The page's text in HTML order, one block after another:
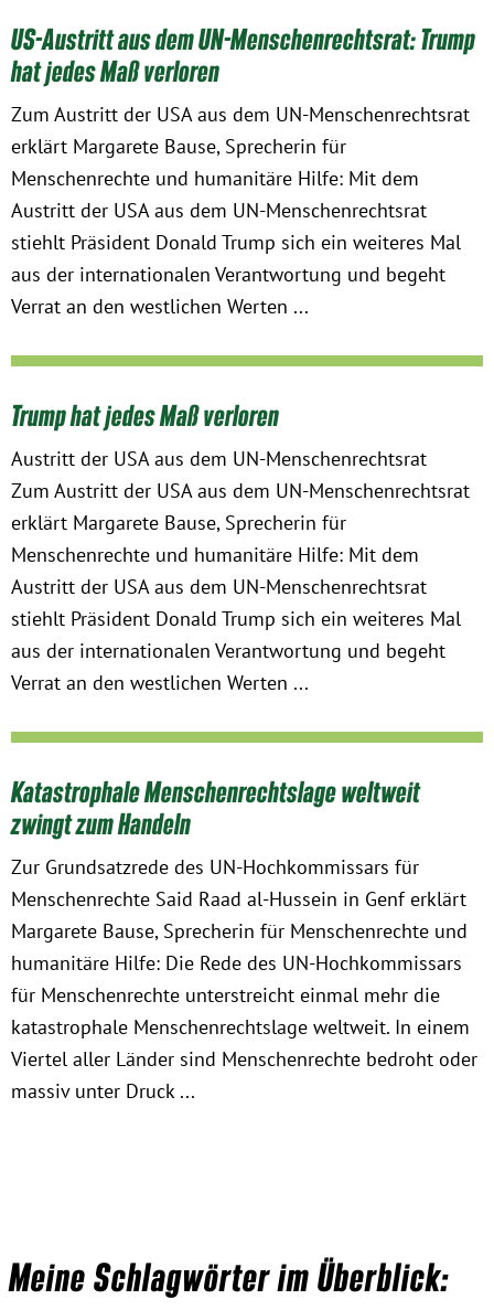
US-Austritt aus dem UN-Menschenrechtsrat: Trump
hat jedes Maß verloren
Zum Austritt der USA aus dem UN-Menschenrechtsrat
erklärt Margarete Bause, Sprecherin für
Menschenrechte und humanitäre Hilfe: Mit dem
Austritt der USA aus dem UN-Menschenrechtsrat
stiehlt Präsident Donald Trump sich ein weiteres Mal
aus der internationalen Verantwortung und begeht
Verrat an den westlichen Werten ...
Trump hat jedes Maß verloren
Austritt der USA aus dem UN-Menschenrechtsrat
Zum Austritt der USA aus dem UN-Menschenrechtsrat
erklärt Margarete Bause, Sprecherin für
Menschenrechte und humanitäre Hilfe: Mit dem
Austritt der USA aus dem UN-Menschenrechtsrat
stiehlt Präsident Donald Trump sich ein weiteres Mal
aus der internationalen Verantwortung und begeht
Verrat an den westlichen Werten ...
Katastrophale Menschenrechtslage weltweit
zwingt zum Handeln
Zur Grundsatzrede des UN-Hochkommissars für
Menschenrechte Said Raad al-Hussein in Genf erklärt
Margarete Bause, Sprecherin für Menschenrechte und
humanitäre Hilfe: Die Rede des UN-Hochkommissars
für Menschenrechte unterstreicht einmal mehr die
katastrophale Menschenrechtslage weltweit. In einem
Viertel aller Länder sind Menschenrechte bedroht oder
massiv unter Druck ...
Meine Schlagwörter im Überblick: